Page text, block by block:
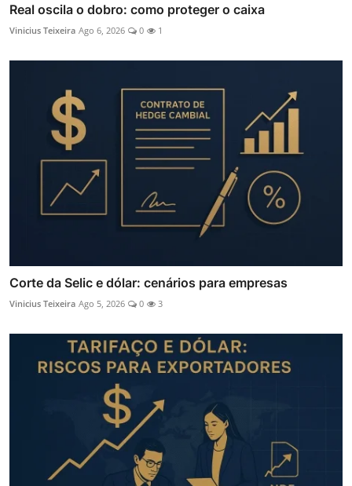
Real oscila o dobro: como proteger o caixa
Vinicius Teixeira Ago 6, 2026 0 1
Corte da Selic e dólar: cenários para empresas
Vinicius Teixeira Ago 5, 2026 0 3